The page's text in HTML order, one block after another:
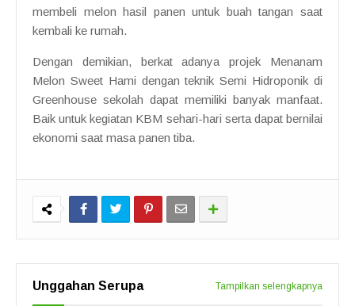
membeli melon hasil panen untuk buah tangan saat
kembali ke rumah.
Dengan demikian, berkat adanya projek Menanam
Melon Sweet Hami dengan teknik Semi Hidroponik di
Greenhouse sekolah dapat memiliki banyak manfaat.
Baik untuk kegiatan KBM sehari-hari serta dapat bernilai
ekonomi saat masa panen tiba.
Unggahan Serupa Tampilkan selengkapnya